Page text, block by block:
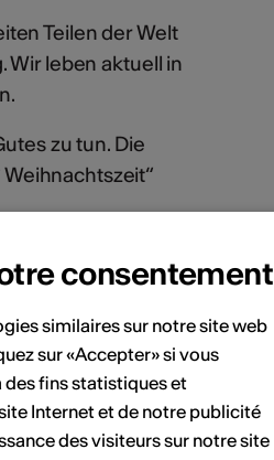
Teilen der Welt
Wir leben aktuell in
zu tun. Die
consentement
similaires sur notre site web
sur «Accepter» si vous
des fins statistiques et
Internet et de notre publicité
des visiteurs sur notre site